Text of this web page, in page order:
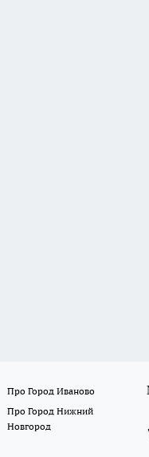
Про Город Иваново
Про Город Нижний
Новгород